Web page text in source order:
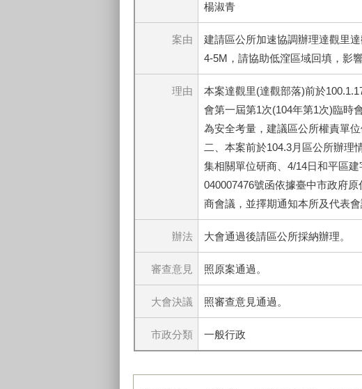
楊淑青
案由
建請區公所加速協調辦理達觀里
4-5M，請協助低漥區域回填，影響
理由
本案達觀里(達觀部落)前於
會第一屆第1次(104年第1次)臨時
為安全考量，建議區公所權責單位
二、本案前於104.3月區公所辦理
集相關單位研商、4/14日和平區
040007476號函依據臺中市政府
商會議，並擇期通知本所及代表
辦法 大會通過後請區公所採納辦理。
審查意見 照原案通過。
大會決議 照審查意見通過。
市政分類 一般行政